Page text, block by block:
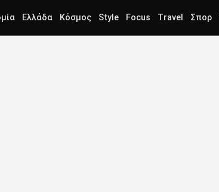
Ελλάδα Κόσμος Style Focus Travel Σπορ